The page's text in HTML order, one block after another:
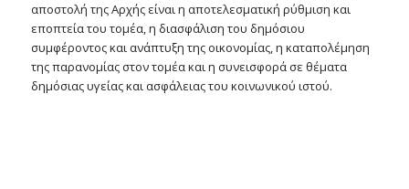
αποστολή της Αρχής είναι η αποτελεσματική ρύθμιση και
εποπτεία του τομέα, η διασφάλιση του δημόσιου
συμφέροντος και ανάπτυξη της οικονομίας, η καταπολέμηση
της παρανομίας στον τομέα και η συνεισφορά σε θέματα
δημόσιας υγείας και ασφάλειας του κοινωνικού ιστού.